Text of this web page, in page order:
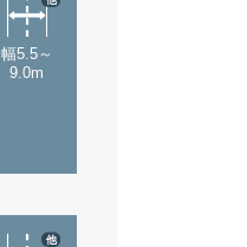
幅5.5～
9.0m
他